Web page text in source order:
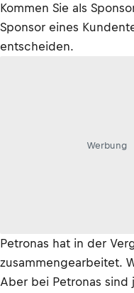
Kommen Sie als
Sponsor eines
entscheiden.
Werbung
Petronas hat in der
zusammengearbeitet.
Aber bei Petronas